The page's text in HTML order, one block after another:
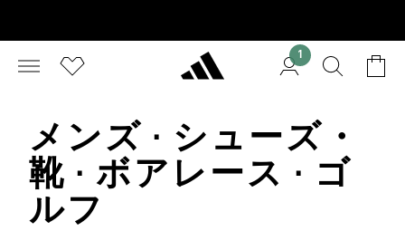
1
メンズ · シューズ・
靴 · ボアレース · ゴ
ルフ